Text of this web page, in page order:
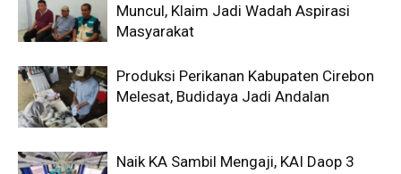
Muncul, Klaim Jadi Wadah Aspirasi
Masyarakat
Produksi Perikanan Kabupaten Cirebon
Melesat, Budidaya Jadi Andalan
Naik KA Sambil Mengaji, KAI Daop 3